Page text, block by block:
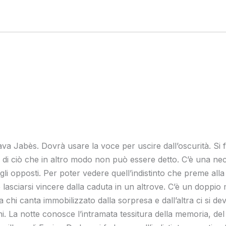
Jabès. Dovrà usare la voce per uscire dall’oscurità.
ciò che in altro modo non può essere detto. C’è una
opposti. Per poter vedere quell’indistinto che preme
vincere dalla caduta in un altrove. C’è un doppio
chi canta immobilizzato dalla sorpresa e dall’altra ci si
La notte conosce l’intramata tessitura della memoria,